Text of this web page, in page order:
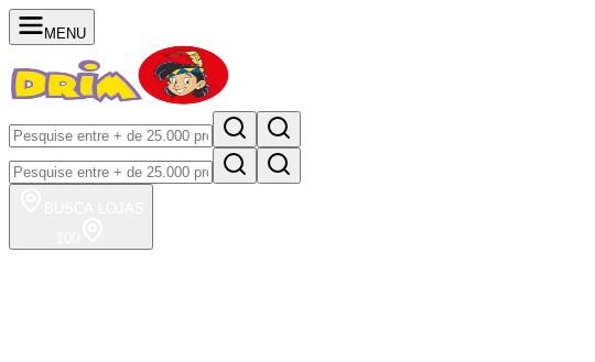
MENU